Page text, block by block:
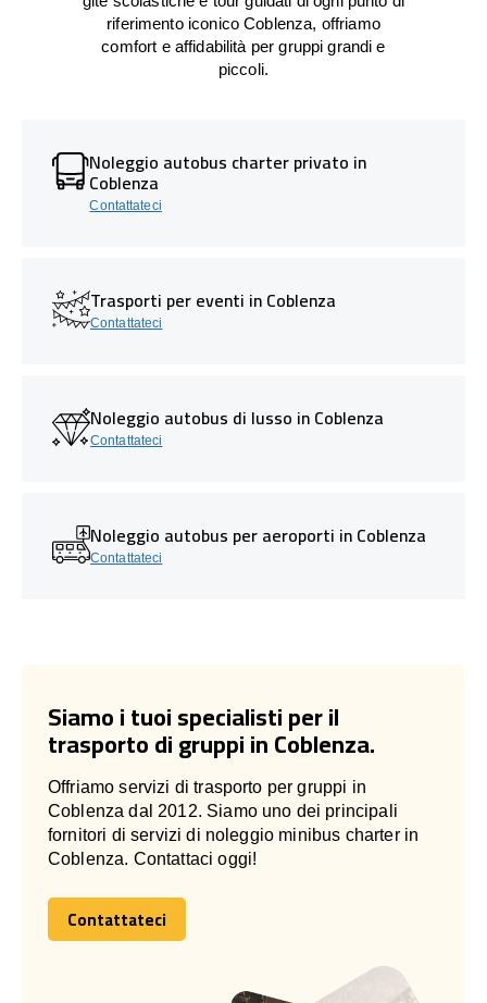
riferimento iconico Coblenza, offriamo
comfort e affidabilità per gruppi grandi e
piccoli.
Noleggio autobus charter privato in
Coblenza
Contattateci
Trasporti per eventi in Coblenza
Contattateci
Noleggio autobus di lusso in Coblenza
Contattateci
Noleggio autobus per aeroporti in Coblenza
Contattateci
Siamo i tuoi specialisti per il
trasporto di gruppi in Coblenza.
Offriamo servizi di trasporto per gruppi in
Coblenza dal 2012. Siamo uno dei principali
fornitori di servizi di noleggio minibus charter in
Coblenza. Contattaci oggi!
Contattateci
Contattateci